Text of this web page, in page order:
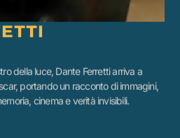
della luce, Dante Ferretti arriva a
portando un racconto di immagini,
cinema e verità invisibili.